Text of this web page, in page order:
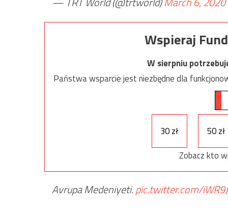
Wspieraj
W sierpniu
Państwa wsparcie jest niezbędne dla
30 zł 50 zł
Zobacz kto
Avrupa Medeniyeti.pic.twitter.com/